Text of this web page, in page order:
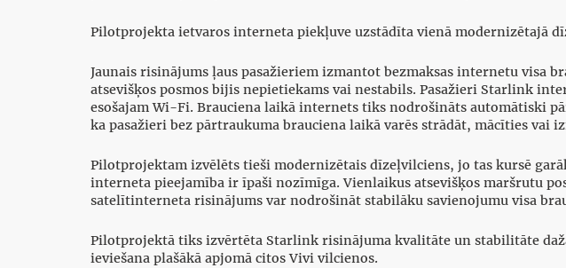
Pilotprojekta ietvaros interneta piekļuve uzstādīta vienā modernizētajā
Jaunais risinājums ļaus pasažieriem izmantot bezmaksas internetu visa
atsevišķos posmos bijis nepietiekams vai nestabils. Pasažieri Starlink
esošajam Wi-Fi. Brauciena laikā internets tiks nodrošināts automātiski
ka pasažieri bez pārtraukuma brauciena laikā varēs strādāt, mācīties vai
Pilotprojektam izvēlēts tieši modernizētais dīzeļvilciens, jo tas kursē
interneta pieejamība ir īpaši nozīmīga. Vienlaikus atsevišķos maršrutu
satelītinterneta risinājums var nodrošināt stabilāku savienojumu visa
Pilotprojektā tiks izvērtēta Starlink risinājuma kvalitāte un stabilitāte
ieviešana plašākā apjomā citos Vivi vilcienos.